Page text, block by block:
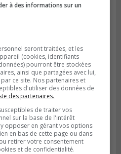
vont participer
l’hôpital Charles-
à des informations sur un
seront traitées, et les
(cookies, identifiants
pourront être stockées
ainsi que partagées avec lui,
ce site. Nos partenaires et
d'utiliser des données de
des partenaires.
de traiter vos
sur la base de l'intérêt
opposer en gérant vos options
en bas de cette page ou dans
retirer votre consentement
et de confidentialité.